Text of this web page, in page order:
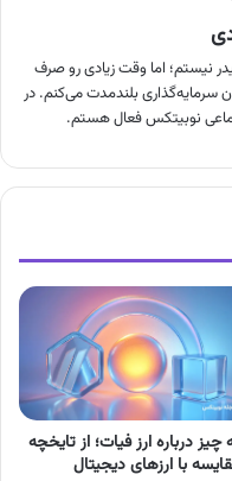
تریدر نیستم؛ اما وقت زیادی رو صرف
سرمایه‌گذاری بلندمدت می‌کنم. در
نوبیتکس فعال هستم.
درباره ارز فیات؛ از تایخچه
با ارزهای دیجیتال